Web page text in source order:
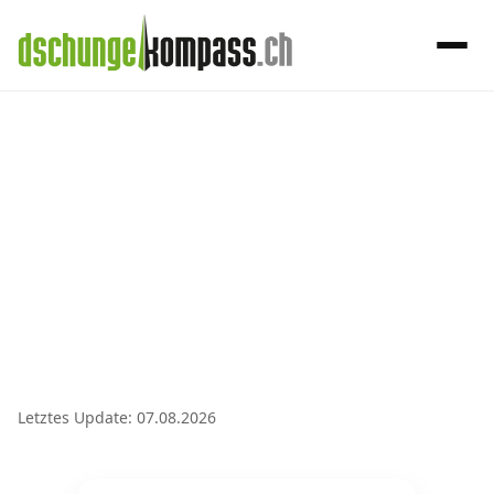
Alle Prepaids auf einem Blick
Letztes Update: 07.08.2026